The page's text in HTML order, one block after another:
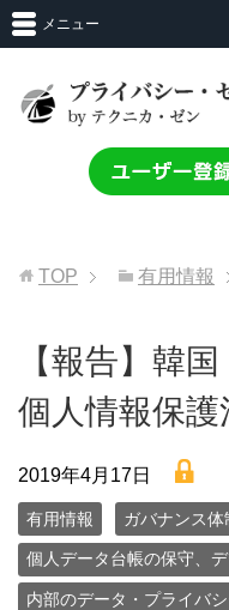
メニュー
TOP 有用情報
【報告】韓
個人情報保護
2019年4月17日 lock
有用情報 ガバナンス体
個人データ台帳の保守、
内部のデータ・プライバ